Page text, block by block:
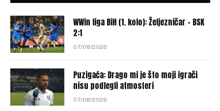
WWin liga BiH (1. kolo): Željezničar – BSK
2:1
07/08/2026
Puzigaća: Drago mi je što moji igrači
nisu podlegli atmosferi
07/08/2026